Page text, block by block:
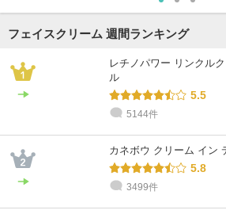
フェイスクリーム 週間ランキング
レチノパワー リンクル
ル
5.5
5144件
カネボウ クリーム イン
5.8
3499件